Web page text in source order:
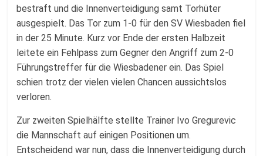
bestraft und die Innenverteidigung samt Torhüter
ausgespielt. Das Tor zum 1-0 für den SV Wiesbaden fiel
in der 25 Minute. Kurz vor Ende der ersten Halbzeit
leitete ein Fehlpass zum Gegner den Angriff zum 2-0
Führungstreffer für die Wiesbadener ein. Das Spiel
schien trotz der vielen vielen Chancen aussichtslos
verloren.
Zur zweiten Spielhälfte stellte Trainer Ivo Gregurevic
die Mannschaft auf einigen Positionen um.
Entscheidend war nun, dass die Innenverteidigung durch